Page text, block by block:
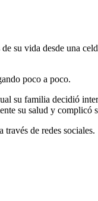
su vida desde una
poco a poco.
su familia decidió
su salud y complicó
de redes sociales.